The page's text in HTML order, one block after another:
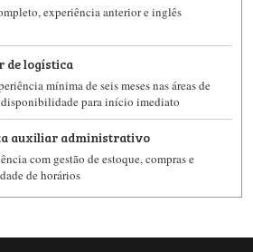
experiência anterior e inglês
de logística
mínima de seis meses nas áreas de
para início imediato
auxiliar administrativo
com gestão de estoque, compras e
de horários